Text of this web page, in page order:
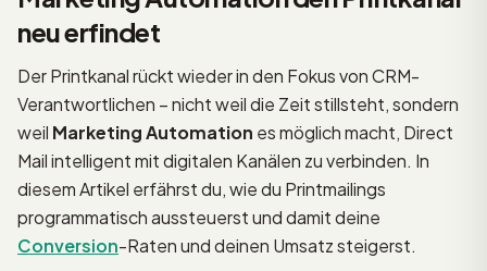
neu erfindet
Der Printkanal rückt wieder in den Fokus von CRM-
Verantwortlichen – nicht weil die Zeit stillsteht, sondern
weil Marketing Automation es möglich macht, Direct
Mail intelligent mit digitalen Kanälen zu verbinden. In
diesem Artikel erfährst du, wie du Printmailings
programmatisch aussteuerst und damit deine
Conversion-Raten und deinen Umsatz steigerst.